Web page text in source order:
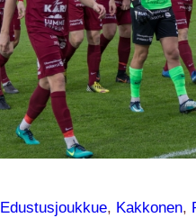
Edustusjoukkue, Kakkonen,